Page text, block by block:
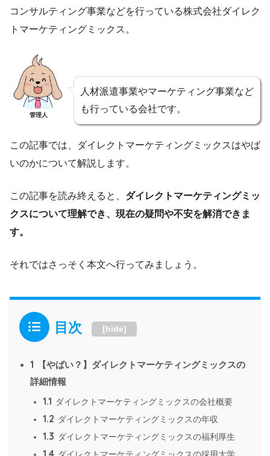
コンサルティング事業などを行っている株式会社ダイレク
トマーケティングミックス。
管理人
人材派遣事業やマーケティング事業など
も行っている会社です。
この記事では、ダイレクトマーケティングミックスはやば
いのかについて解説します。
この記事を読み終えると、 ダイレクトマーケティングミッ
クスについて理解でき、現在の疑問や不安を解消できま
す。
それではさっそく本文へ行ってみましょう。
目次 [hide]
1
【やばい？】ダイレクトマーケティングミックスの
詳細情報
1.1 ダイレクトマーケティングミックスの会社概要
1.2 ダイレクトマーケティングミックスの年収
1.3 ダイレクトマーケティングミックスの福利厚生